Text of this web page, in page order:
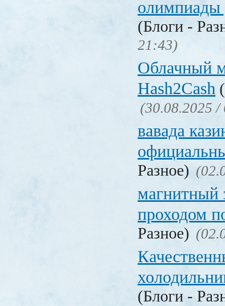
олимпиады
(Блоги -
21:43)
Облачный
Hash2Cash
(30.08.2025 /
вавада
Разное)
магнитный
проходом
Разное)
(Блоги -